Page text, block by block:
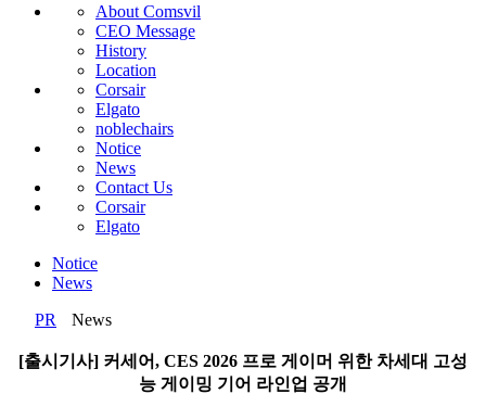
About Comsvil
CEO Message
History
Location
Corsair
Elgato
noblechairs
Notice
News
Contact Us
Corsair
Elgato
Notice
News
PR
News
[출시기사] 커세어, CES 2026 프로 게이머 위한 차세대 고성
능 게이밍 기어 라인업 공개